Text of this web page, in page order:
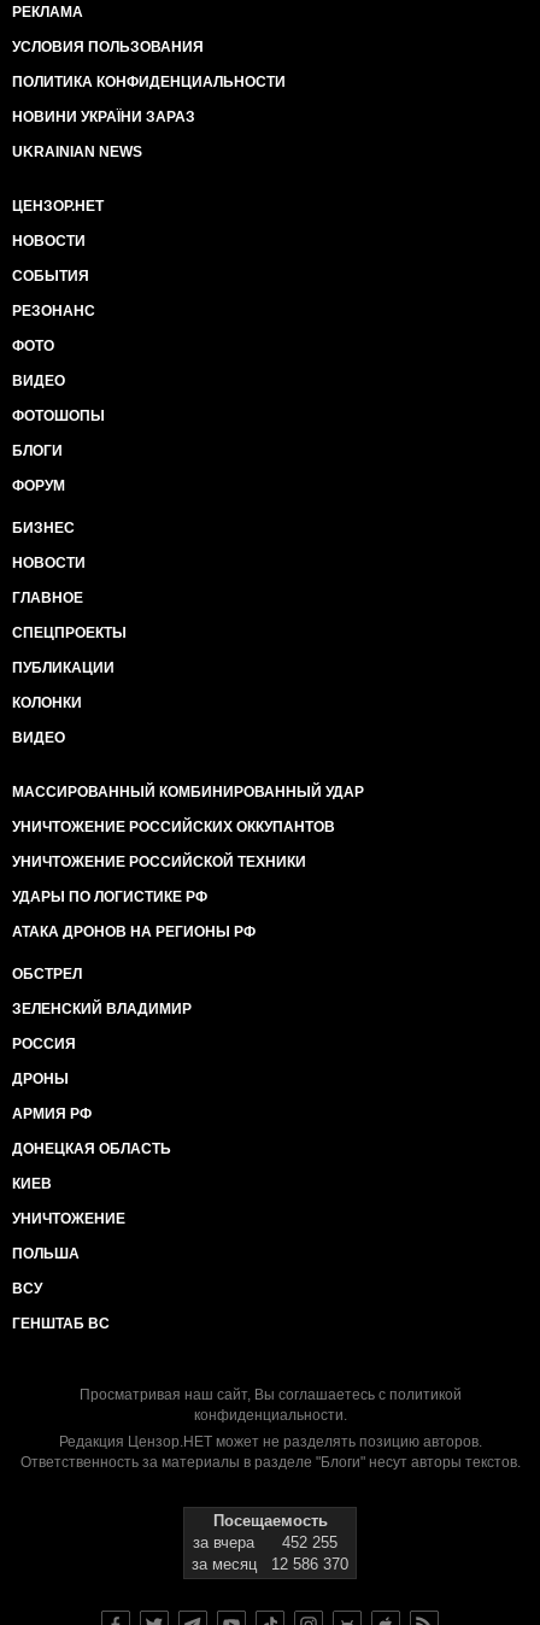
РЕКЛАМА
УСЛОВИЯ ПОЛЬЗОВАНИЯ
ПОЛИТИКА КОНФИДЕНЦИАЛЬНОСТИ
НОВИНИ УКРАЇНИ ЗАРАЗ
UKRAINIAN NEWS
ЦЕНЗОР.НЕТ
НОВОСТИ
СОБЫТИЯ
РЕЗОНАНС
ФОТО
ВИДЕО
ФОТОШОПЫ
БЛОГИ
ФОРУМ
БИЗНЕС
НОВОСТИ
ГЛАВНОЕ
СПЕЦПРОЕКТЫ
ПУБЛИКАЦИИ
КОЛОНКИ
ВИДЕО
МАССИРОВАННЫЙ КОМБИНИРОВАННЫЙ УДАР
УНИЧТОЖЕНИЕ РОССИЙСКИХ ОККУПАНТОВ
УНИЧТОЖЕНИЕ РОССИЙСКОЙ ТЕХНИКИ
УДАРЫ ПО ЛОГИСТИКЕ РФ
АТАКА ДРОНОВ НА РЕГИОНЫ РФ
ОБСТРЕЛ
ЗЕЛЕНСКИЙ ВЛАДИМИР
РОССИЯ
ДРОНЫ
АРМИЯ РФ
ДОНЕЦКАЯ ОБЛАСТЬ
КИЕВ
УНИЧТОЖЕНИЕ
ПОЛЬША
ВСУ
ГЕНШТАБ ВС
Просматривая наш сайт, Вы соглашаетесь с политикой
конфиденциальности.
Редакция Цензор.НЕТ может не разделять позицию авторов.
Ответственность за материалы в разделе "Блоги" несут авторы текстов.
Посещаемость
за вчера
452 255
за месяц
12 586 370